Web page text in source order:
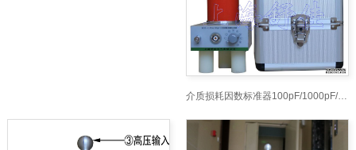
介质损耗因数标准器100pF/1000pF/10000nF高压标准电容